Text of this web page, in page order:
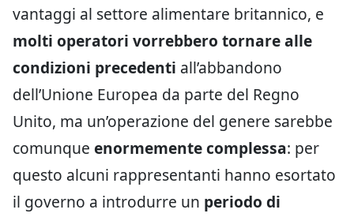
vantaggi al settore alimentare britannico, e
molti operatori vorrebbero tornare alle
condizioni precedenti all’abbandono
dell’Unione Europea da parte del Regno
Unito, ma un’operazione del genere sarebbe
comunque enormemente complessa: per
questo alcuni rappresentanti hanno esortato
il governo a introdurre un periodo di